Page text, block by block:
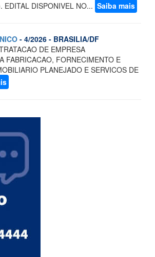
EDITAL DISPONIVEL NO... Saiba mais
- 4/2026 - BRASILIA/DF
DE EMPRESA
FABRICACAO, FORNECIMENTO E
PLANEJADO E SERVICOS DE